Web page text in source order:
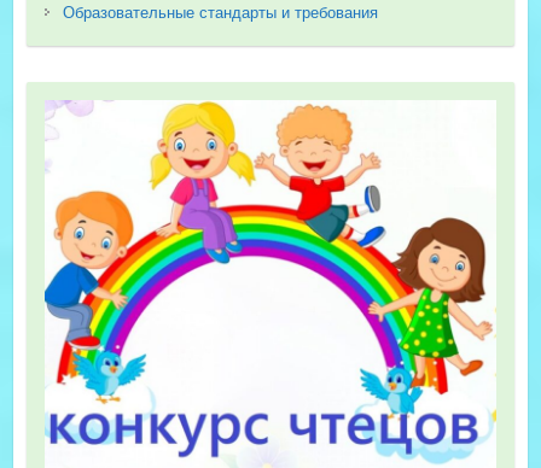
Образовательные стандарты и требования